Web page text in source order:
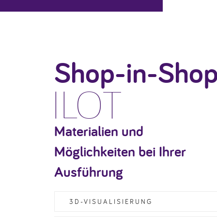
Shop-in-
ILOT
Materialien und
Möglichkeiten bei Ihrer
Ausführung
3D-VISUALISIERUNG